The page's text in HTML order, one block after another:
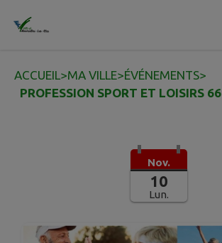
Contenu
ACCUEIL>MA VILLE>ÉVÉNEMENTS>
PROFESSION SPORT ET LOISIRS 66
Nov.
10
Lun.